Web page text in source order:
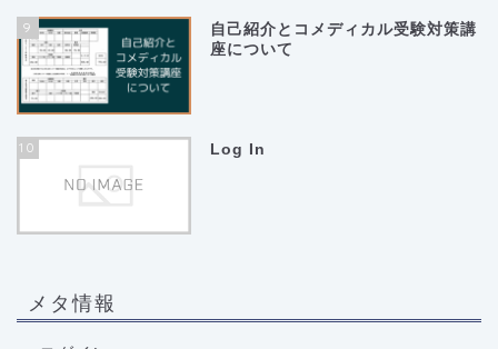
9
自己紹介とコメディカル受験対策講
座について
10 Log In
メタ情報